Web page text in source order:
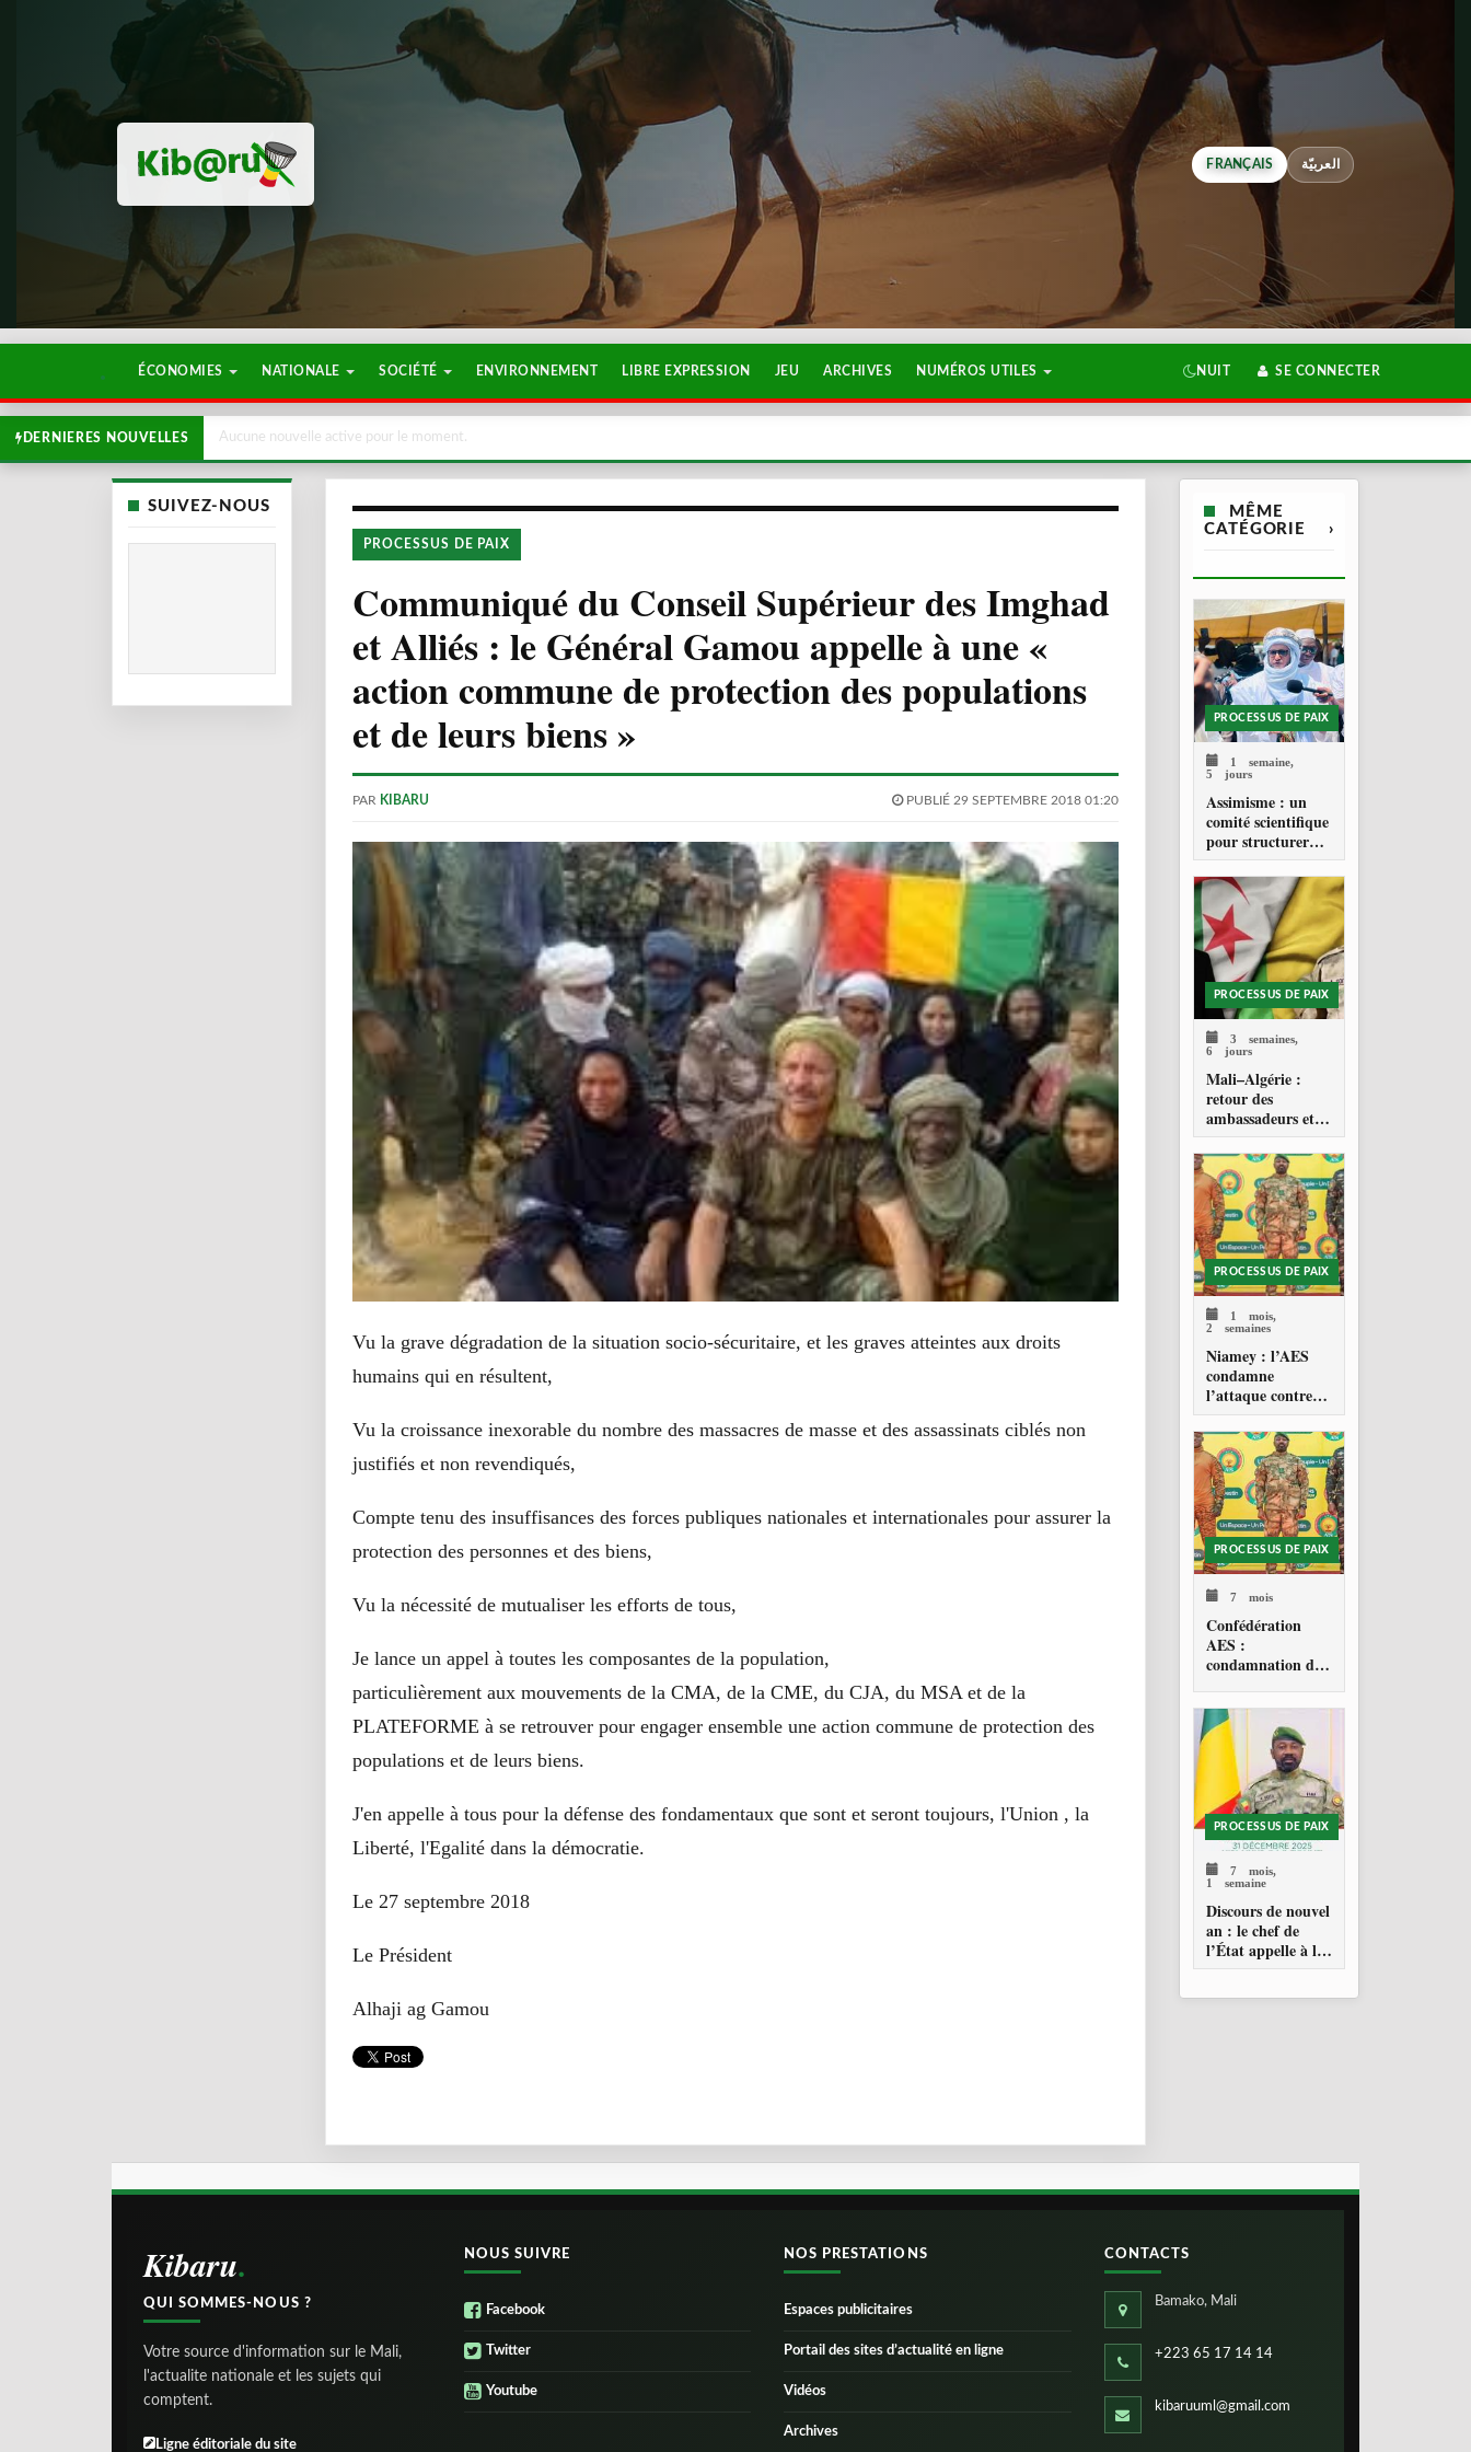
FRANÇAIS العربيّة
ÉCONOMIES NATIONALE SOCIÉTÉ ENVIRONNEMENT LIBRE EXPRESSION JEU ARCHIVES NUMÉROS UTILES NUIT SE CONNECTER
DERNIERES NOUVELLES Aucune nouvelle active pour le moment.
SUIVEZ-NOUS
PROCESSUS DE PAIX
Communiqué du Conseil Supérieur des Imghad
et Alliés : le Général Gamou appelle à une «
action commune de protection des populations
et de leurs biens »
PAR KIBARU PUBLIÉ 29 SEPTEMBRE 2018 01:20
Vu la grave dégradation de la situation socio-sécuritaire, et les graves atteintes aux droits
humains qui en résultent,
Vu la croissance inexorable du nombre des massacres de masse et des assassinats ciblés non
justifiés et non revendiqués,
Compte tenu des insuffisances des forces publiques nationales et internationales pour assurer la
protection des personnes et des biens,
Vu la nécessité de mutualiser les efforts de tous,
Je lance un appel à toutes les composantes de la population,
particulièrement aux mouvements de la CMA, de la CME, du CJA, du MSA et de la
PLATEFORME à se retrouver pour engager ensemble une action commune de protection des
populations et de leurs biens.
J'en appelle à tous pour la défense des fondamentaux que sont et seront toujours, l'Union , la
Liberté, l'Egalité dans la démocratie.
Le 27 septembre 2018
Le Président
Alhaji ag Gamou
MÊME
CATÉGORIE
›
PROCESSUS DE PAIX
1 semaine,
5 jours
Assimisme : un
comité scientifique
pour structurer
une doctrine de la
refondation
PROCESSUS DE PAIX
3 semaines,
6 jours
Mali–Algérie :
retour des
ambassadeurs et
réouverture des
espaces aériens
PROCESSUS DE PAIX
1 mois,
2 semaines
Niamey : l’AES
condamne
l’attaque contre
l’aéroport Diori
Hamani
PROCESSUS DE PAIX
7 mois
Confédération
AES :
condamnation de
américaine au
Venezuela
PROCESSUS DE PAIX
7 mois,
1 semaine
Discours de nouvel
an : le chef de
l’État appelle à la
consolidation en
Kibaru
QUI SOMMES-NOUS ?
Votre source d'information sur le Mali,
l'actualite nationale et les sujets qui
comptent.
Ligne éditoriale du site
NOUS SUIVRE
Facebook
Twitter
Youtube
NOS PRESTATIONS
Espaces publicitaires
Portail des sites d’actualité en ligne
Vidéos
Archives
CONTACTS
Bamako, Mali
+223 65 17 14 14
kibaruuml@gmail.com